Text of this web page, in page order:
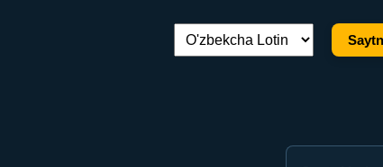
Tilni almashtirish: